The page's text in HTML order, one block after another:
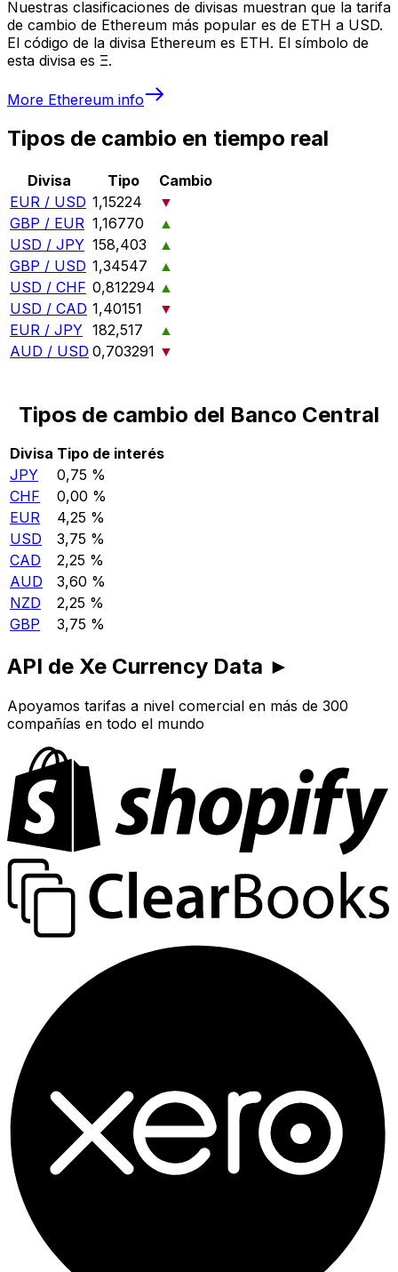
Nuestras clasificaciones de divisas muestran que la tarifa
de cambio de Ethereum más popular es de ETH a USD.
El código de la divisa Ethereum es ETH. El símbolo de
esta divisa es Ξ.
More Ethereum info
Tipos de cambio en tiempo real
Divisa Tipo
Cambio
EUR / USD 1,15224
▼
GBP / EUR 1,16770
▲
USD / JPY 158,403
▲
GBP / USD 1,34547
▲
USD / CHF 0,812294 ▲
USD / CAD 1,40151
▼
EUR / JPY 182,517
▲
AUD / USD 0,703291 ▼
Tipos de cambio del Banco Central
Divisa Tipo de interés
JPY
0,75 %
CHF
0,00 %
EUR
4,25 %
USD
3,75 %
CAD
2,25 %
AUD
3,60 %
NZD
2,25 %
GBP
3,75 %
API de Xe Currency Data ►
Apoyamos tarifas a nivel comercial en más de 300
compañías en todo el mundo